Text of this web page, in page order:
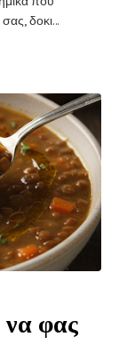
δοκι…
φας